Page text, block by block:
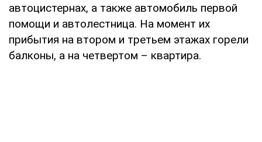
автоцистернах, а также автомобиль первой
помощи и автолестница. На момент их
прибытия на втором и третьем этажах горели
балконы, а на четвертом – квартира.